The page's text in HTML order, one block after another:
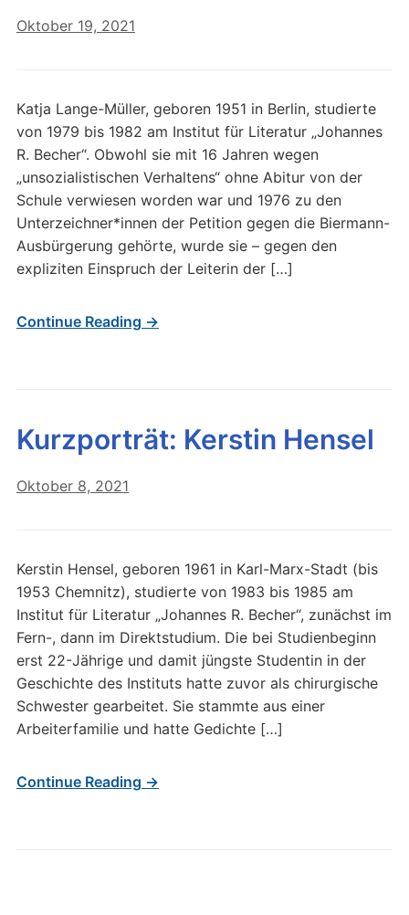
Oktober 19, 2021
Katja Lange-Müller, geboren 1951 in Berlin, studierte
von 1979 bis 1982 am Institut für Literatur „Johannes
R. Becher“. Obwohl sie mit 16 Jahren wegen
„unsozialistischen Verhaltens“ ohne Abitur von der
Schule verwiesen worden war und 1976 zu den
Unterzeichner*innen der Petition gegen die Biermann-
Ausbürgerung gehörte, wurde sie – gegen den
expliziten Einspruch der Leiterin der […]
Continue Reading →
Kurzporträt: Kerstin Hensel
Oktober 8, 2021
Kerstin Hensel, geboren 1961 in Karl-Marx-Stadt (bis
1953 Chemnitz), studierte von 1983 bis 1985 am
Institut für Literatur „Johannes R. Becher“, zunächst im
Fern-, dann im Direktstudium. Die bei Studienbeginn
erst 22-Jährige und damit jüngste Studentin in der
Geschichte des Instituts hatte zuvor als chirurgische
Schwester gearbeitet. Sie stammte aus einer
Arbeiterfamilie und hatte Gedichte […]
Continue Reading →